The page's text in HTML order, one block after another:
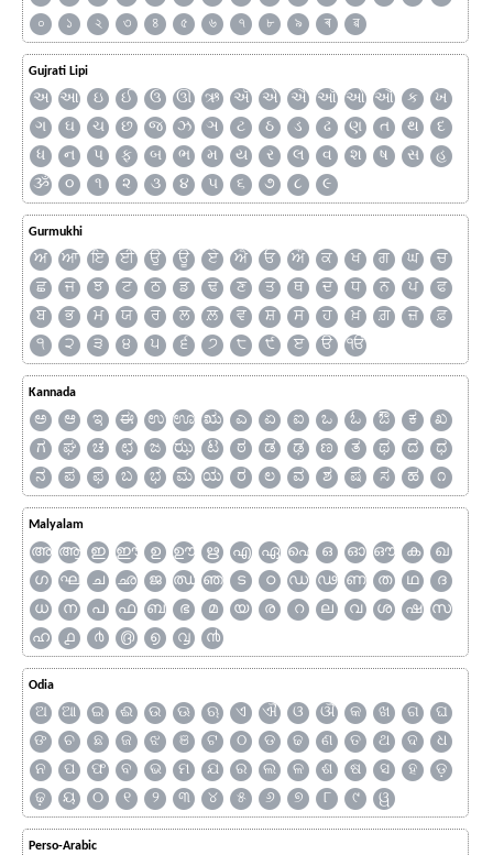
০
১ ২ ৩ ৪ ৫ ৬ ৭ ৮ ৯ ৰ ৱ
Gujrati Lipi
અ આ ઇ ઈ ઉ ઊ ઋ ઍ એ ઐ ઑ ઓ ઔ ક
ખ
ગ
ઘ ચ છ જ ઝ ઞ ટ ઠ ડ ઢ ણ ત થ
દ
ધ
ન પ ફ બ ભ મ ય ર લ વ શ ષ સ
હ
ૐ
૦ ૧ ૨ ૩ ૪ ૫ ૬ ૭ ૮ ૯
Gurmukhi
ਅ ਆ ਇ ਈ ਉ ਊ ਏ ਐ ਓ ਔ ਕ ਖ ਗ ਘ
ਚ
ਛ
ਜ ਝ ਟ ਠ ਡ ਢ ਣ ਤ ਥ ਦ ਧ ਨ ਪ
ਫ
ਬ
ਭ ਮ ਯ ਰ ਲ ਲ਼ ਵ ਸ਼ ਸ ਹ ਖ਼ ਗ਼ ਜ਼
ਫ਼
੧
੨ ੩ ੪ ੫ ੬ ੭ ੮ ੯ ੲ ੳ ੴ
Kannada
ಅ ಆ ಇ ಈ ಉ ಊ ಋ ಎ ಏ ಐ ಒ ಓ ಔ ಕ
ಖ
ಗ
ಘ ಚ ಛ ಜ ಝ ಟ ಠ ಡ ಢ ಣ ತ ಥ ದ
ಧ
ನ
ಪ ಫ ಬ ಭ ಮ ಯ ರ ಲ ವ ಶ ಷ ಸ ಹ ೧
Malyalam
അ ആ ഇ ഈ ഉ ഊ ഋ എ ഏ ഐ ഒ ഓ ഔ ക
ഖ
ഗ
ഘ ച ഛ ജ ഝ ഞ ട ഠ ഡ ഢ ണ ത ഥ
ദ
ധ
ന പ ഫ ബ ഭ മ യ ര റ ല വ ശ ഷ
സ
ഹ
൧ ൪ ൫ ൭ ൮ ൯
Odia
ଅ ଆ ଇ ଈ ଉ ଊ ଋ ଏ ଐ ଓ ଔ କ ଖ ଗ
ଘ
ଙ
ଚ ଛ ଜ ଝ ଞ ଟ ଠ ଡ ଢ ଣ ତ ଥ ଦ
ଧ
ନ
ପ ଫ ବ ଭ ମ ଯ ର ଲ ଳ ଶ ଷ ସ ହ
ଡ଼
ଢ଼
ୟ ୦ ୧ ୨ ୩ ୪ ୫ ୬ ୭ ୮ ୯ ୱ
Perso-Arabic